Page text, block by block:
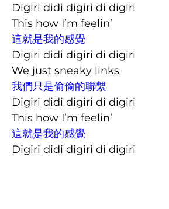
Digiri didi digiri di digiri
This how I’m feelin’
這就是我的感覺
Digiri didi digiri di digiri
We just sneaky links
我們只是偷偷的聯繫
Digiri didi digiri di digiri
This how I’m feelin’
這就是我的感覺
Digiri didi digiri di digiri